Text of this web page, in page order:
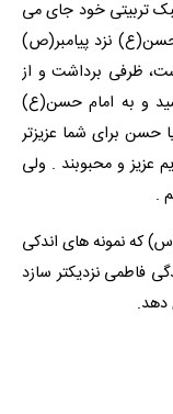
تربیتی خود جای می
نزد پیامبر(ص)
ظرفی برداشت و از
و به امام حسن(ع)
حسن برای شما عزیزتر
عزیز و محبوبند . ولی
.
که نمونه های اندکی
فاطمی نزدیکتر سازد
دهد.